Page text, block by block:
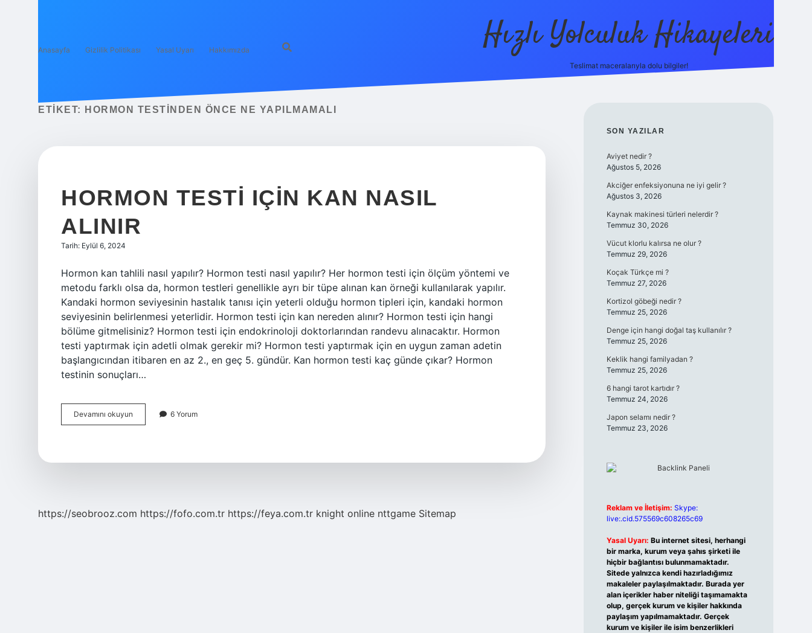
Anasayfa Gizlilik Politikası Yasal Uyarı Hakkımızda Hızlı Yolculuk Hikayeleri
Teslimat maceralarıyla dolu bilgiler!
ETIKET: HORMON TESTINDEN ÖNCE NE YAPILMAMALI
HORMON TESTI IÇIN KAN NASIL
ALINIR
Tarih: Eylül 6, 2024
Hormon kan tahlili nasıl yapılır? Hormon testi nasıl yapılır? Her hormon testi için ölçüm yöntemi ve
metodu farklı olsa da, hormon testleri genellikle ayrı bir tüpe alınan kan örneği kullanılarak yapılır.
Kandaki hormon seviyesinin hastalık tanısı için yeterli olduğu hormon tipleri için, kandaki hormon
seviyesinin belirlenmesi yeterlidir. Hormon testi için kan nereden alınır? Hormon testi için hangi
bölüme gitmelisiniz? Hormon testi için endokrinoloji doktorlarından randevu alınacaktır. Hormon
testi yaptırmak için adetli olmak gerekir mi? Hormon testi yaptırmak için en uygun zaman adetin
başlangıcından itibaren en az 2., en geç 5. gündür. Kan hormon testi kaç günde çıkar? Hormon
testinin sonuçları…
Devamını okuyun
Testi
6 Yorum
https://seobrooz.com https://fofo.com.tr https://feya.com.tr knight online nttgame Sitemap
SIDEBAR
SON YAZILAR
Aviyet nedir ?
Ağustos 5, 2026
Akciğer enfeksiyonuna ne iyi gelir ?
Ağustos 3, 2026
Kaynak makinesi türleri nelerdir ?
Temmuz 30, 2026
Vücut klorlu kalırsa ne olur ?
Temmuz 29, 2026
Koçak Türkçe mi ?
Temmuz 27, 2026
Kortizol göbeği nedir ?
Temmuz 25, 2026
Denge için hangi doğal taş kullanılır ?
Temmuz 25, 2026
Keklik hangi familyadan ?
Temmuz 25, 2026
6 hangi tarot kartıdır ?
Temmuz 24, 2026
Japon selamı nedir ?
Temmuz 23, 2026
Reklam ve İletişim: Skype:
live:.cid.575569c608265c69
Yasal Uyarı: Bu internet sitesi, herhangi
bir marka, kurum veya şahıs şirketi ile
hiçbir bağlantısı bulunmamaktadır.
Sitede yalnızca kendi hazırladığımız
makaleler paylaşılmaktadır. Burada yer
alan içerikler haber niteliği taşımamakta
olup, gerçek kurum ve kişiler hakkında
paylaşım yapılmamaktadır. Gerçek
kurum ve kişiler ile isim benzerlikleri